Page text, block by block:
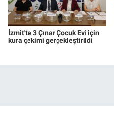
İzmit'te 3 Çınar Çocuk Evi için
kura çekimi gerçekleştirildi